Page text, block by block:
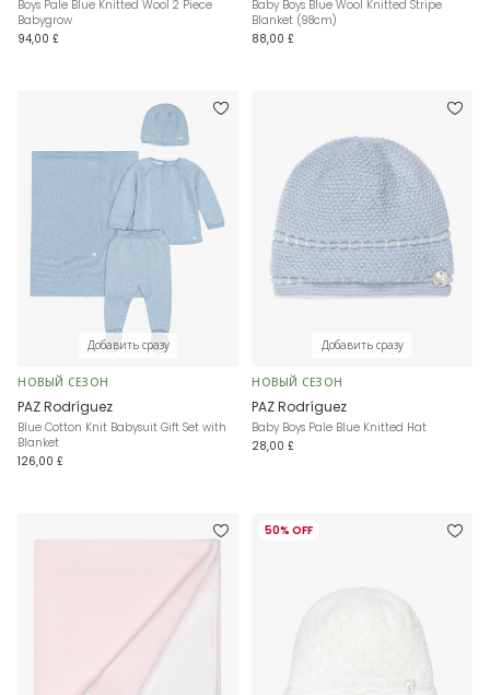
Boys Pale Blue Knitted Wool 2 Piece
Babygrow
94,00 £
Baby Boys Blue Wool Knitted Stripe
Blanket (98cm)
88,00 £
Добавить сразу
НОВЫЙ СЕЗОН
PAZ Rodríguez
Blue Cotton Knit Babysuit Gift Set with
Blanket
126,00 £
Добавить сразу
НОВЫЙ СЕЗОН
PAZ Rodríguez
Baby Boys Pale Blue Knitted Hat
28,00 £
50% OFF